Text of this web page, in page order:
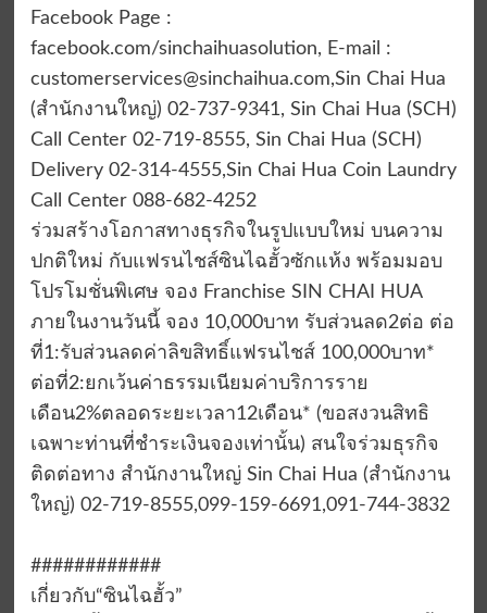
Facebook Page :
facebook.com/sinchaihuasolution, E-mail :
customerservices@sinchaihua.com,Sin Chai Hua
(สำนักงานใหญ่) 02-737-9341, Sin Chai Hua (SCH)
Call Center 02-719-8555, Sin Chai Hua (SCH)
Delivery 02-314-4555,Sin Chai Hua Coin Laundry
Call Center 088-682-4252
ร่วมสร้างโอกาสทางธุรกิจในรูปแบบใหม่ บนความ
ปกติใหม่ กับแฟรนไชส์ซินไฉฮั้วซักแห้ง พร้อมมอบ
โปรโมชั่นพิเศษ จอง Franchise SIN CHAI HUA
ภายในงานวันนี้ จอง 10,000บาท รับส่วนลด2ต่อ ต่อ
ที่1:รับส่วนลดค่าลิขสิทธิ์แฟรนไชส์ 100,000บาท*
ต่อที่2:ยกเว้นค่าธรรมเนียมค่าบริการราย
เดือน2%ตลอดระยะเวลา12เดือน* (ขอสงวนสิทธิ
เฉพาะท่านที่ชำระเงินจองเท่านั้น) สนใจร่วมธุรกิจ
ติดต่อทาง สำนักงานใหญ่ Sin Chai Hua (สำนักงาน
ใหญ่) 02-719-8555,099-159-6691,091-744-3832
############
เกี่ยวกับ“ซินไฉฮั้ว”